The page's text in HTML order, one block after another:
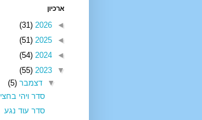
ארכיון
◄
2026
(31)
◄
2025
(51)
◄
2024
(54)
▼
2023
(55)
▼ דצמבר (5)
סדר ויהי בחצי
סדר עוד נגע